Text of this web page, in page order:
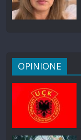
OPINIONE